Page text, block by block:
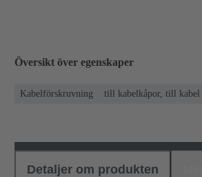
Översikt över egenskaper
Kabelförskruvning till kabelkåpor, till kabel
Detaljer om produkten